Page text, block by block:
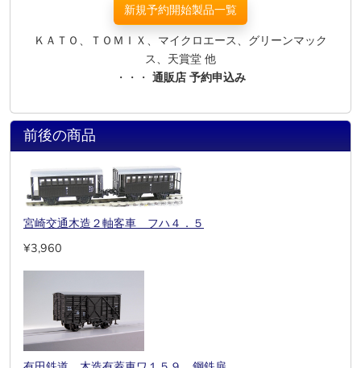
新規予約開始製品一覧
ＫＡＴＯ、ＴＯＭＩＸ、マイクロエース、グリーンマック
ス、天賞堂 他
・・・ 通販店 予約申込み
前後の商品
宮崎交通木造２軸客車 フハ４．５
¥3,960